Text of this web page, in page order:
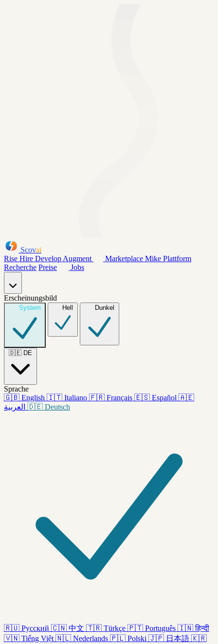
Scovai
Rise Hire Develop Augment Marketplace Mike Plattform
Recherche Preise Jobs
Erscheinungsbild
System Hell Dunkel
🇩🇪 DE
Sprache
🇬🇧 English 🇮🇹 Italiano 🇫🇷 Français 🇪🇸 Español 🇦🇪
العربية 🇩🇪 Deutsch
🇷🇺 Русский 🇨🇳 中文 🇹🇷 Türkçe 🇵🇹 Português 🇮🇳 हिन्दी
🇻🇳 Tiếng Việt 🇳🇱 Nederlands 🇵🇱 Polski 🇯🇵 日本語 🇰🇷